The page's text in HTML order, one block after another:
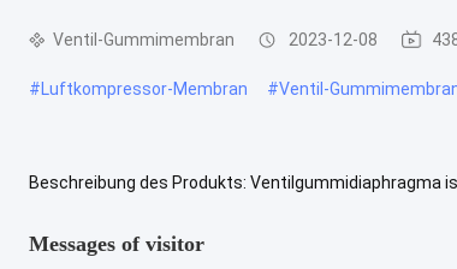
Ventil-Gummimembran 2023-12-08
#Luftkompressor-Membran #Ventil-
Beschreibung des Produkts:
Messages of visitor